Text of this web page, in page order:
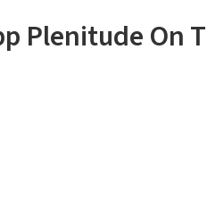
Plenitude On